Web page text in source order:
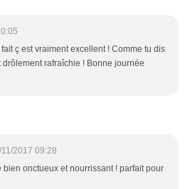
ç est vraiment excellent ! Comme tu dis
drôlement rafraîchie ! Bonne journée
11/2017 09:28
bien onctueux et nourrissant ! parfait pour